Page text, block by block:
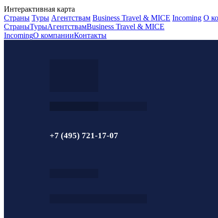
Интерактивная карта
Страны Туры Агентствам Business Travel & MICE Incoming О
СтраныТурыАгентствамBusiness Travel & MICE
IncomingО компанииКонтакты
+7 (495) 721-17-07